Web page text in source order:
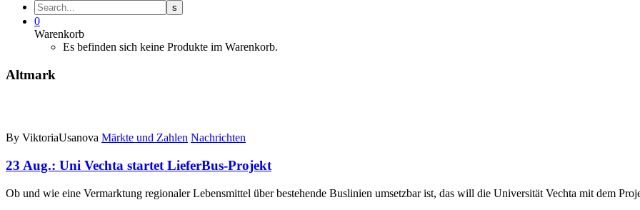
0
Warenkorb
Es befinden sich keine Produkte im Warenkorb.
Altmark
By ViktoriaUsanova Märkte und Zahlen Nachrichten
23 Aug.: Uni Vechta startet LieferBus-Projekt
Ob und wie eine Vermarktung regionaler Lebensmittel über bestehende Buslinien umsetzbar ist, das will die Universität Vechta mit dem